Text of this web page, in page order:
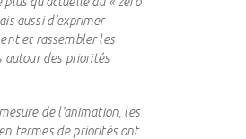
aussi d’exprimer
et rassembler les
autour des priorités
de l’animation, les
termes de priorités ont